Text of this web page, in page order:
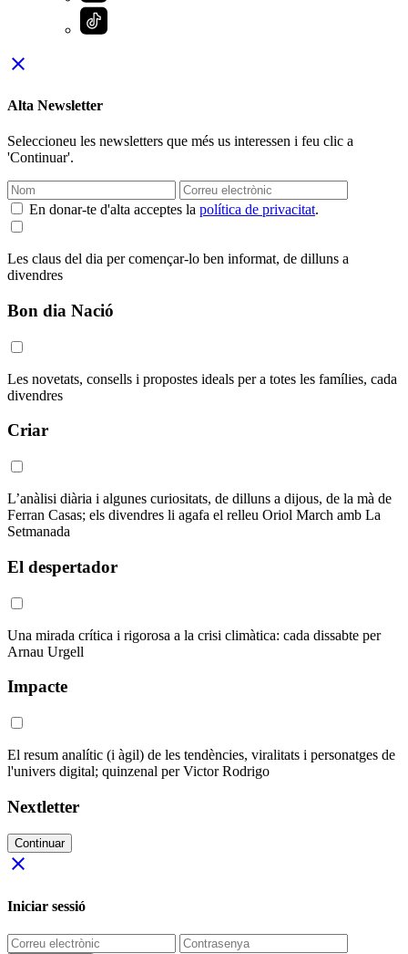
close
Alta Newsletter
Seleccioneu les newsletters que més us interessen i feu clic a
'Continuar'.
En donar-te d'alta acceptes la política de privacitat.
Les claus del dia per començar-lo ben informat, de dilluns a
divendres
Bon dia Nació
Les novetats, consells i propostes ideals per a totes les famílies, cada
divendres
Criar
L’anàlisi diària i algunes curiositats, de dilluns a dijous, de la mà de
Ferran Casas; els divendres li agafa el relleu Oriol March amb La
Setmanada
El despertador
Una mirada crítica i rigorosa a la crisi climàtica: cada dissabte per
Arnau Urgell
Impacte
El resum analític (i àgil) de les tendències, viralitats i personatges de
l'univers digital; quinzenal per Victor Rodrigo
Nextletter
Continuar
close
Iniciar sessió